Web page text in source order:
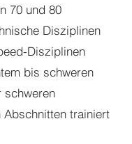
70 und 80
Disziplinen
Disziplinen
bis schweren
schweren
trainiert